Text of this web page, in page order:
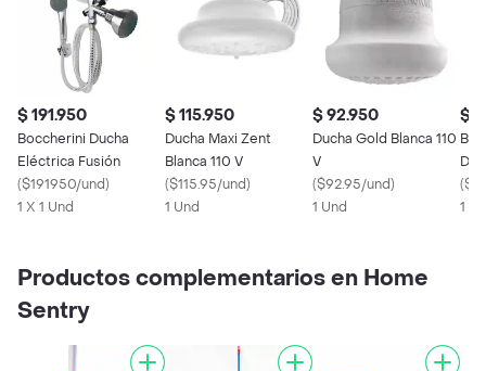
$ 191.950
Boccherini Ducha
Eléctrica Fusión
($191950/und)
1 X 1 Und
$ 115.950
Ducha Maxi Zent
Blanca 110 V
($115.95/und)
1 Und
$ 92.950
Ducha Gold Blanca 110
V
($92.95/und)
1 Und
$
(
1
Productos complementarios en Home
Sentry